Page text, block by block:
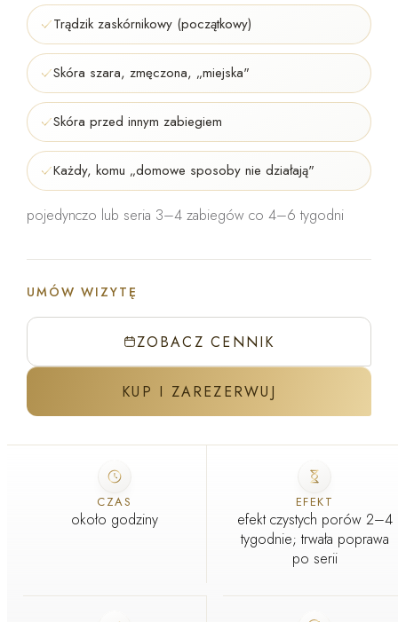
ZABIEG W GABINECIE J'ADORE
Trądzik zaskórnikowy (początkowy)
Skóra szara, zmęczona, „miejska"
Skóra przed innym zabiegiem
Każdy, komu „domowe sposoby nie działają"
pojedynczo lub seria 3–4 zabiegów co 4–6 tygodni
UMÓW WIZYTĘ
ZOBACZ CENNIK
KUP I ZAREZERWUJ
CZAS
około godziny
EFEKT
efekt czystych porów 2–4
tygodnie; trwała poprawa
po serii